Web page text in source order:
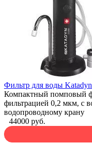
Фильтр для воды
Компактный помповый
фильтрацией 0,2 мкм, с
водопроводному крану
44000 руб.